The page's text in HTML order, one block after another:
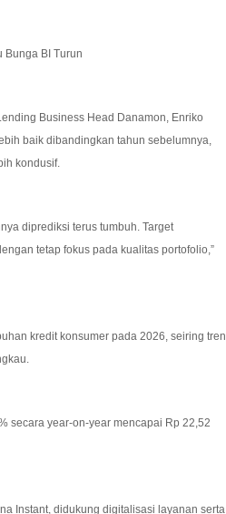
Bunga BI Turun
Business Head Danamon, Enriko
baik dibandingkan tahun sebelumnya,
kondusif.
diprediksi terus tumbuh. Target
tetap fokus pada kualitas portofolio,”
kredit konsumer pada 2026, seiring tren
secara year-on-year mencapai Rp 22,52
Instant, didukung digitalisasi layanan serta